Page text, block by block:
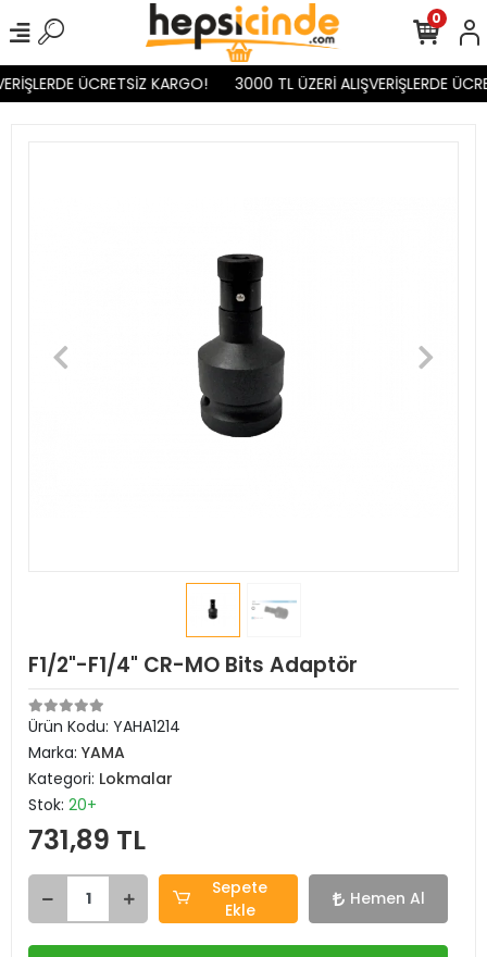
ÜCRETSİZ KARGO! 3000 TL ÜZERİ ALIŞVERİŞLERDE
0
F1/2"-F1/4" CR-MO Bits Adaptör
Ürün Kodu: YAHA1214
Marka: YAMA
Kategori: Lokmalar
Stok: 20+
731,89 TL
Sepete
Ekle
Hemen Al